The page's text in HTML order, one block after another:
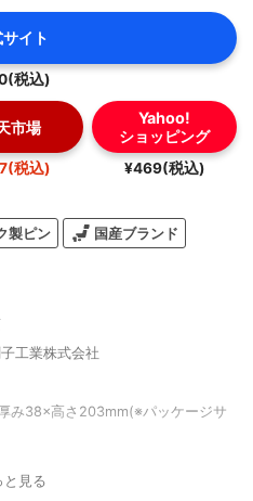
イト
税込)
市場
税込)
Yahoo!
ショッピング
¥469(税込)
製ピン 国産ブランド
工業株式会社
み38×高さ203mm(※パッケージサ
ABS樹脂 ピン：ナイロン
と見る